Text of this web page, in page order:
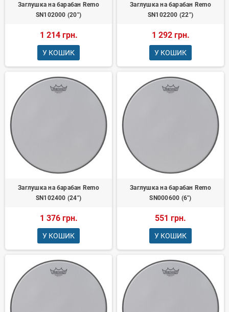
Заглушка на барабан Remo
SN102000 (20")
1 214 грн.
У КОШИК
Заглушка на барабан Remo
SN102200 (22")
1 292 грн.
У КОШИК
Заглушка на барабан Remo
SN102400 (24")
1 376 грн.
У КОШИК
Заглушка на барабан Remo
SN000600 (6")
551 грн.
У КОШИК